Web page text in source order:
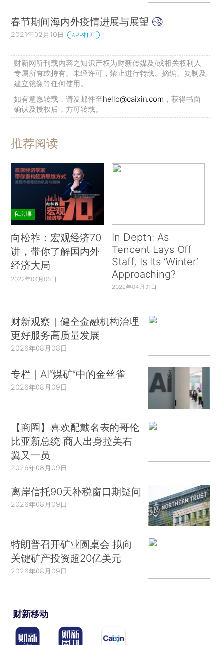
春节期间海内外疫情进展与展望
2021年02月10日 APP打开
财新网所刊载内容之知识产权为财新传媒及/或相关权利人
专属所有或持有。未经许可，禁止进行转载、摘编、复制及
建立镜像等任何使用。
如有意愿转载，请发邮件至hello@caixin.com ，获得书面
确认及授权后，方可转载。
推荐阅读
私房课
向松祚：宏观经济70
讲，带你了解国内外
经济大局
2022年04月06日
In Depth: As
Tencent Lays Off
Staff, Is Its ‘Winter’
Approaching?
2022年04月01日
财新观察｜健全金融机构治理
更好服务高质量发展
2026年08月08日
专栏｜AI“煤矿”中的金丝雀
2026年08月09日
【商圈】喜欢配戴名表的哥伦
比亚新总统 商人出身拉美右
翼又一员
2026年08月09日
离岸信托90天补税窗口期疑问
2026年08月09日
特朗普召开矿业圆桌会 拟向
关键矿产投资超20亿美元
2026年08月09日
财新移动